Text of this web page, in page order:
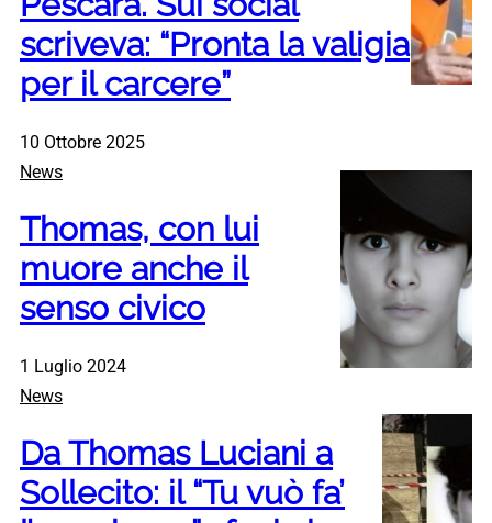
scriveva: “Pronta la valigia
per il carcere”
10 Ottobre 2025
News
Thomas, con lui
muore anche il
senso civico
1 Luglio 2024
News
Da Thomas Luciani a
Sollecito: il “Tu vuò fa’